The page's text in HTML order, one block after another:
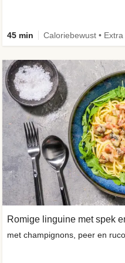
45 min
Romige linguine met spek
met champignons, peer en